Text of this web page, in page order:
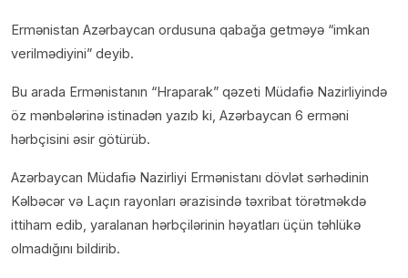
Ermənistan Azərbaycan ordusuna qabağa getməyə “imkan
verilmədiyini” deyib.
Bu arada Ermənistanın “Hraparak” qəzeti Müdafiə Nazirliyində
öz mənbələrinə istinadən yazıb ki, Azərbaycan 6 erməni
hərbçisini əsir götürüb.
Azərbaycan Müdafiə Nazirliyi Ermənistanı dövlət sərhədinin
Kəlbəcər və Laçın rayonları ərazisində təxribat törətməkdə
ittiham edib, yaralanan hərbçilərinin həyatları üçün təhlükə
olmadığını bildirib.